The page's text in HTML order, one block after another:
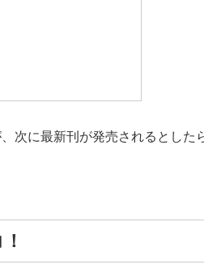
次に最新刊が発売されるとした